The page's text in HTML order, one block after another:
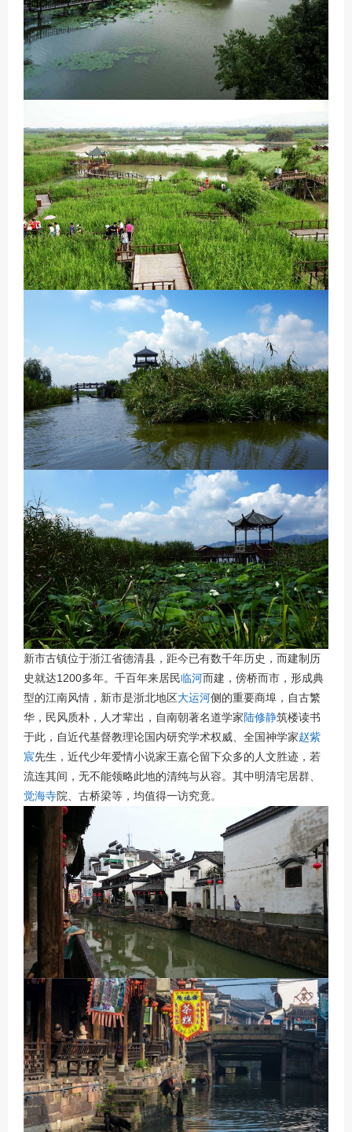
新市古镇位于浙江省德清县，距今已有数千年历史，而建制历
史就达1200多年。千百年来居民临河而建，傍桥而市，形成典
型的江南风情，新市是浙北地区大运河侧的重要商埠，自古繁
华，民风质朴，人才辈出，自南朝著名道学家陆修静筑楼读书
于此，自近代基督教理论国内研究学术权威、全国神学家赵紫
宸先生，近代少年爱情小说家王嘉仑留下众多的人文胜迹，若
流连其间，无不能领略此地的清纯与从容。其中明清宅居群、
觉海寺院、古桥梁等，均值得一访究竟。